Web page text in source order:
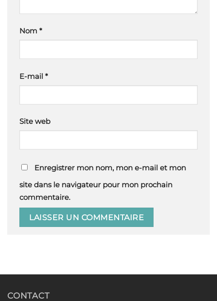
Nom *
E-mail *
Site web
Enregistrer mon nom, mon e-mail et mon
site dans le navigateur pour mon prochain
commentaire.
CONTACT